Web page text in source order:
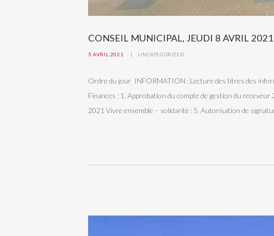
CONSEIL MUNICIPAL, JEUDI 8 AVRIL
3 AVRIL 2021 UNCATEGORIZED
Ordre du jour INFORMATION : Lecture des titres des
Finances : 1. Approbation du compte de gestion du
2021 Vivre ensemble – solidarité : 5. Autorisation de